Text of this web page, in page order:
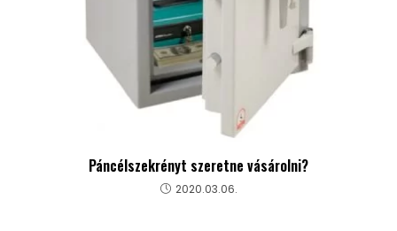
Páncélszekrényt szeretne vásárolni?
2020.03.06.